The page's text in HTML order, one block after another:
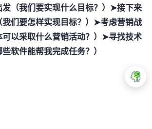
发（我们要实现什么目标？）➤接下来
我们要怎样实现目标？）➤考虑营销战
可以采取什么营销活动？）➤寻找技术
软件能帮我完成任务？）